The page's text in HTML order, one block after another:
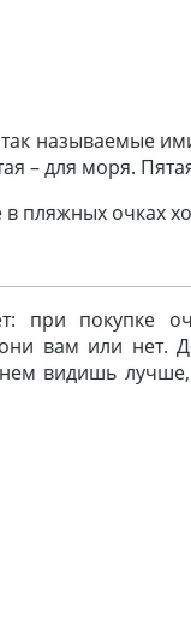
называемые
– для моря.
пляжных очках
при покупке
они вам или
видишь